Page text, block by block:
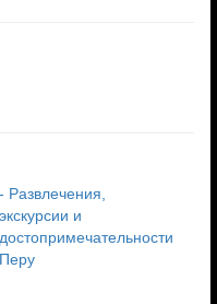
Развлечения,
и
достопримечательности
Перу